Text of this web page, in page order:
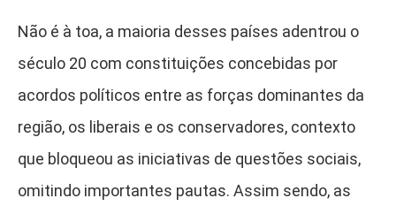
Não é à toa, a maioria desses países adentrou o
século 20 com constituições concebidas por
acordos políticos entre as forças dominantes da
região, os liberais e os conservadores, contexto
que bloqueou as iniciativas de questões sociais,
omitindo importantes pautas. Assim sendo, as